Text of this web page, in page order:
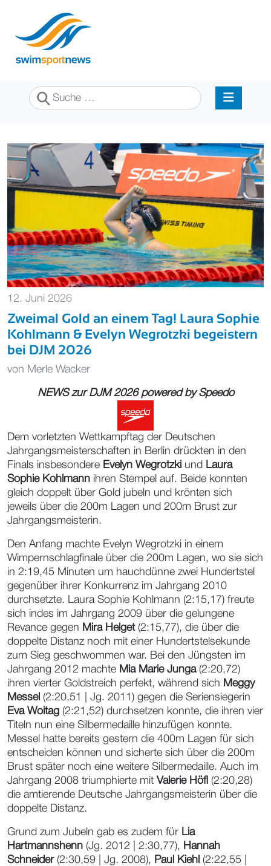
Suchen
12. Juni 2026
Zweimal Gold an einem Tag! Laura Sophie
Kohlmann & Evelyn Wegrotzki begeistern
bei DJM 2026
von Merle Wacker
NEWS zur DJM 2026 powered by Speedo
Dem vorletzten Wettkampftag der Deutschen
Jahrgangsmeisterschaften in Berlin drückten in den
Finals insbesondere Evelyn Wegrotzki und Laura
Sophie Kohlmann ihren Stempel auf. Beide konnten
gleich doppelt über Gold jubeln und krönten sich
jeweils über die 200m Lagen und 200m Brust zur
Jahrgangsmeisterin.
Den Anfang machte Evelyn Wegrotzki in einem
Wimpernschlagfinale über die 200m Lagen, wo sie sich
in 2:19,45 Minuten um hauchdünne zwei Hundertstel
gegenüber ihrer Konkurrenz im Jahrgang 2010
durchsetzte. Laura Sophie Kohlmann (2:15,17) freute
sich indes im Jahrgang 2009 über die gelungene
Revance gegen Mira Helget (2:15,77), die über die
doppelte Distanz noch mit einer Hundertstelsekunde
zum Sieg geschwommen war. Bei den Jüngsten im
Jahrgang 2012 machte Mia Marie Junga(2:20,72)
ihren vierter Goldstreich perfekt, während sich Meggy
Messel (2:20,51 | Jg. 2011) gegen die Seriensiegerin
Eva Woitag (2:21,52) durchsetzen konnte, die ihren vier
Titeln nun eine Silbermedaille hinzufügen konnte.
Messel hatte bereits gestern die 400m Lagen für sich
entscheiden können und sicherte sich über die 200m
Brust später noch eine weitere Silbermedaille. Auch im
Jahrgang 2008 triumphierte mit Valerie Höfl (2:20,28)
die amtierende Deutsche Jahrgangsmeisterin über die
doppelte Distanz.
Grund zum Jubeln gab es zudem für Lia
Hartmannshenn (Jg. 2012 | 2:30,77), Hannah
Schneider (2:30,59 | Jg. 2008), Paul Kiehl (2:22,55 |